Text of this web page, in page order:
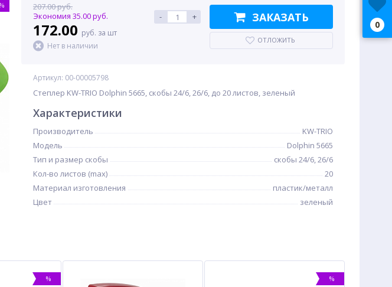
207.00 руб.
Экономия 35.00 руб.
172.00 руб. за шт
Нет в наличии
- + ЗАКАЗАТЬ
ОТЛОЖИТЬ
Артикул: 00-00005798
Степлер KW-TRIO Dolphin 5665, скобы 24/6, 26/6, до 20 листов, зеленый
Характеристики
Производитель
KW-TRIO
Модель
Dolphin 5665
Тип и размер скобы
скобы 24/6, 26/6
Кол-во листов (max)
20
Материал изготовления
пластик/металл
Цвет
зеленый
% %
0